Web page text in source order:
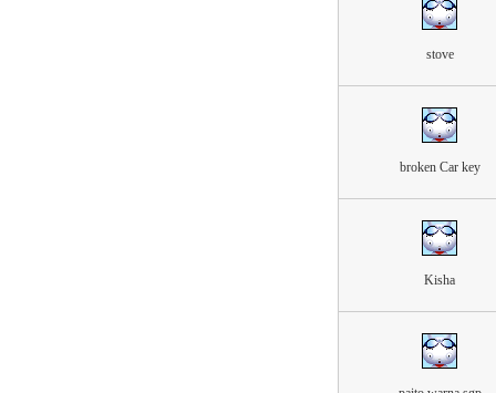
stove
broken Car key
Kisha